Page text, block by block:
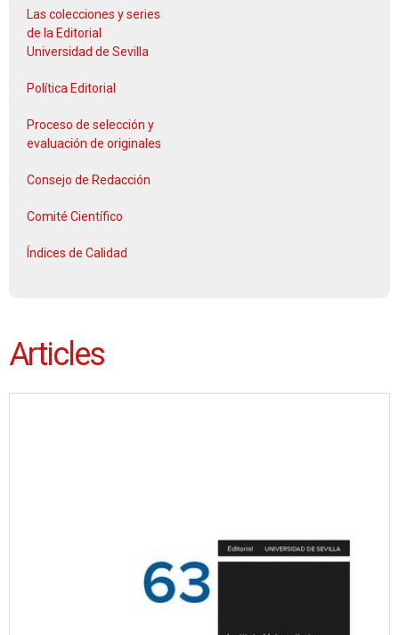
Las colecciones y series
de la Editorial
Universidad de Sevilla
Política Editorial
Proceso de selección y
evaluación de originales
Consejo de Redacción
Comité Científico
Índices de Calidad
Articles